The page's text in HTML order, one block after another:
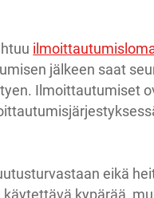
jälkeen saat
Ilmoittautumiset
eikä
kypärää,